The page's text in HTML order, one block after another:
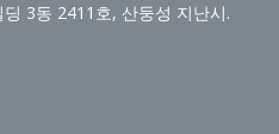
3동 2411호, 산둥성 지난시.